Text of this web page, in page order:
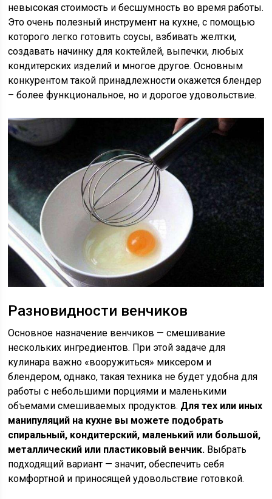
невысокая стоимость и бесшумность во время работы.
Это очень полезный инструмент на кухне, с помощью
которого легко готовить соусы, взбивать желтки,
создавать начинку для коктейлей, выпечки, любых
кондитерских изделий и многое другое. Основным
конкурентом такой принадлежности окажется блендер
– более функциональное, но и дорогое удовольствие.
Разновидности венчиков
Основное назначение венчиков — смешивание
нескольких ингредиентов. При этой задаче для
кулинара важно «вооружиться» миксером и
блендером, однако, такая техника не будет удобна для
работы с небольшими порциями и маленькими
объемами смешиваемых продуктов. Для тех или иных
манипуляций на кухне вы можете подобрать
спиральный, кондитерский, маленький или большой,
металлический или пластиковый венчик. Выбрать
подходящий вариант — значит, обеспечить себя
комфортной и приносящей удовольствие готовкой.